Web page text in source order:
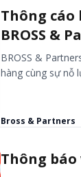
Thông cáo
BROSS &
BROSS &
hàng cùng sự nỗ
Bross & Partners
Thông